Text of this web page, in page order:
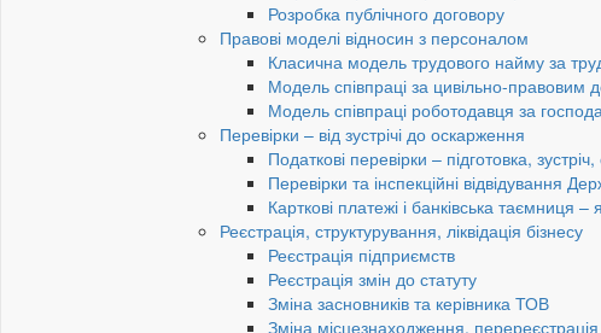
Розробка публічного договору
Правові моделі відносин з персоналом
Класична модель трудового найму за
Модель співпраці за цивільно-правовим
Модель співпраці роботодавця за
Перевірки – від зустрічі до оскарження
Податкові перевірки – підготовка,
Перевірки та інспекційні відвідування
Карткові платежі і банківська таємниця –
Реєстрація, структурування, ліквідація бізнесу
Реєстрація підприємств
Реєстрація змін до статуту
Зміна засновників та керівника ТОВ
Зміна місцезнаходження,